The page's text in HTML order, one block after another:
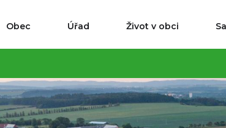
Obec Úřad Život v obci